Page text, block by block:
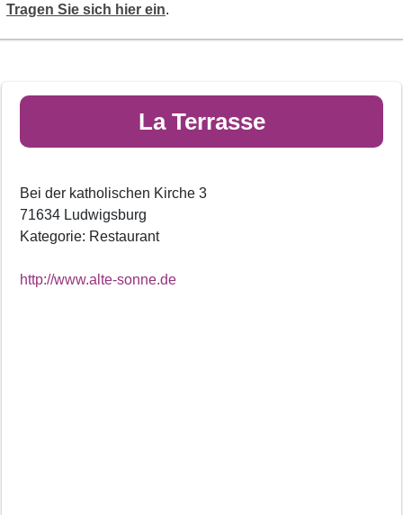
Tragen Sie sich hier ein.
La Terrasse
Bei der katholischen Kirche 3
71634 Ludwigsburg
Kategorie: Restaurant
http://www.alte-sonne.de